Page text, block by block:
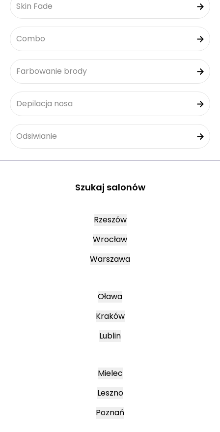
Skin Fade
Combo
Farbowanie brody
Depilacja nosa
Odsiwianie
Szukaj salonów
Rzeszów
Wrocław
Warszawa
Oława
Kraków
Lublin
Mielec
Leszno
Poznań